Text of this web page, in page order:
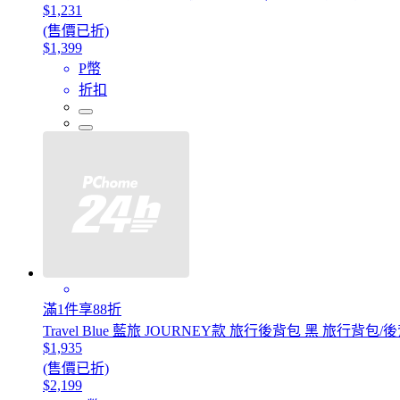
$1,231
(售價已折)
$1,399
P幣
折扣
滿1件享88折
Travel Blue 藍旅 JOURNEY款 旅行後背包 黑 旅行背包/
$1,935
(售價已折)
$2,199